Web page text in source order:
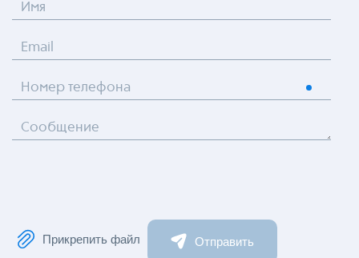
Имя
Email
Номер телефона
Сообщение
Прикрепить файл Отправить